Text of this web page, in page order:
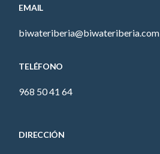
EMAIL
biwateriberia@biwateriberia.com
TELÉFONO
968 50 41 64
DIRECCIÓN